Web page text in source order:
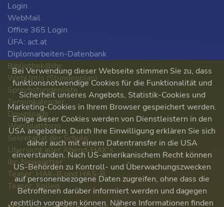
Login
WebMail
Office 365 Login
ÜFA: act.at
Diplomarbeiten-Datenbank
Bibliothek@ibc
WebUntis (Stundenplan)
Sprechstundenliste
Terminkalender
Downloads
Wahlplattform
Sekretariat der Schule
Übersicht aller Abend-HAK's
ibc-Newsletter
Teaser: HAK-B und HAS-B
Teaser: Kolleg
Bei Verwendung dieser Webseite stimmen Sie zu, dass
funktionsnotwendige Cookies für die Funktionalität und
Sicherheit unseres Angebots, Statistik-Cookies und
Marketing-Cookies in Ihrem Browser gespeichert werden.
Einige dieser Cookies werden von Dienstleistern in den
USA angeboten. Durch Ihre Einwilligung erklären Sie sich
daher auch mit einem Datentransfer in die USA
einverstanden. Nach US-amerikanischem Recht können
US-Behörden zu Kontroll- und Überwachungszwecken
auf personenbezogene Daten zugreifen, ohne dass die
Betroffenen darüber informiert werden und dagegen
rechtlich vorgehen können. Nähere Informationen finden